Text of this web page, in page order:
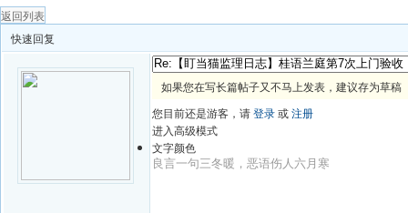
返回列表
快速回复
如果您在写长篇帖子又不马上发表，建议存为草稿
您目前还是游客，请登录或注册
进入高级模式
文字颜色